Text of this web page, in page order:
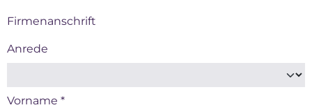
Firmenanschrift
Anrede
Vorname *